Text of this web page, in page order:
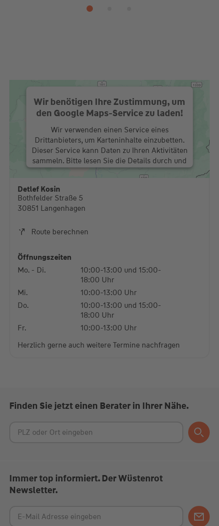
Wir benötigen Ihre Zustimmung, um
den Google Maps-Service zu laden!
Wir verwenden einen Service eines
Drittanbieters, um Karteninhalte einzubetten.
Dieser Service kann Daten zu Ihren Aktivitäten
sammeln. Bitte lesen Sie die Details durch und
stimmen Sie der Nutzung des Service zu, um
diese Karte anzuzeigen.
Mehr Informationen
Detlef Kosin
Bothfelder Straße 5
30851 Langenhagen
Route berechnen
Öffnungszeiten
Mo. - Di.
10:00-13:00 und 15:00-
18:00 Uhr
Mi.
10:00-13:00 Uhr
Do.
10:00-13:00 und 15:00-
18:00 Uhr
Fr.
10:00-13:00 Uhr
Herzlich gerne auch weitere Termine nachfragen
Finden Sie jetzt einen Berater in Ihrer Nähe.
Immer top informiert. Der Wüstenrot
Newsletter.